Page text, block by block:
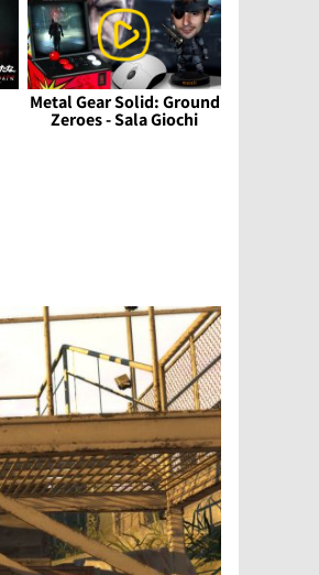
Metal Gear Solid: Ground
Zeroes - Sala Giochi